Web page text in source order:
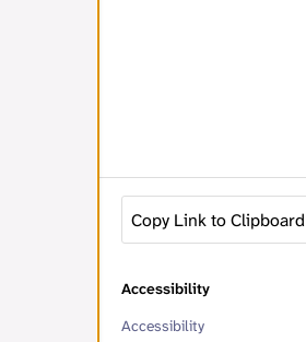
Copy Link to Clipboard
Accessibility
Accessibility